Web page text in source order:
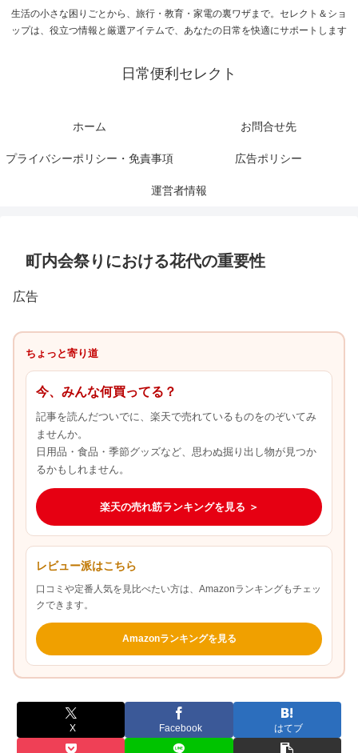
生活の小さな困りごとから、旅行・教育・家電の裏ワザまで。セレクト＆ショ
ップは、役立つ情報と厳選アイテムで、あなたの日常を快適にサポートします
日常便利セレクト
ホーム お問合せ先
プライバシーポリシー・免責事項 広告ポリシー
運営者情報
町内会祭りにおける花代の重要性
広告
ちょっと寄り道
今、みんな何買ってる？
記事を読んだついでに、楽天で売れているものをのぞいてみ
ませんか。
日用品・食品・季節グッズなど、思わぬ掘り出し物が見つか
るかもしれません。
楽天の売れ筋ランキングを見る ＞
レビュー派はこちら
口コミや定番人気を見比べたい方は、Amazonランキングもチェッ
クできます。
Amazonランキングを見る
X Facebook はてブ